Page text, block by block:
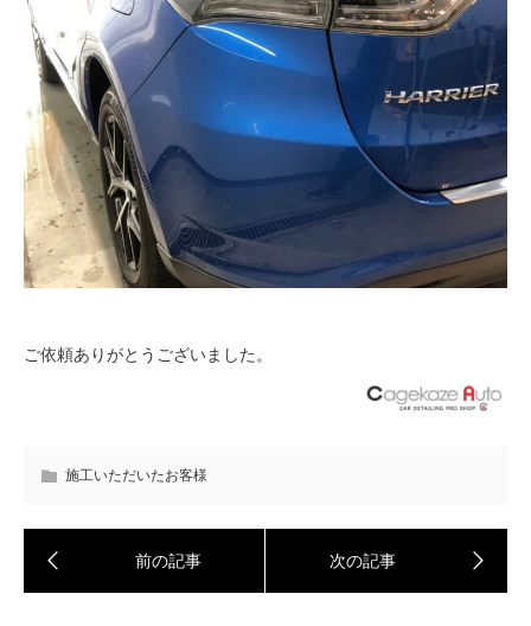
ご依頼ありがとうございました。
施工いただいたお客様